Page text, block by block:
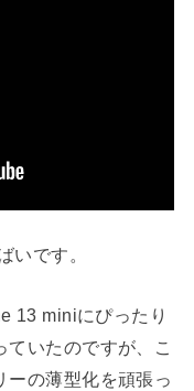
いです。
13 miniにぴったり
いたのですが、こ
ーの薄型化を頑張っ